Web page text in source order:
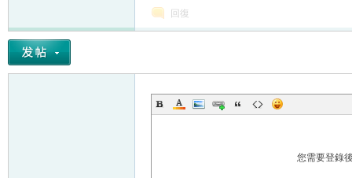
回復
您需要登錄